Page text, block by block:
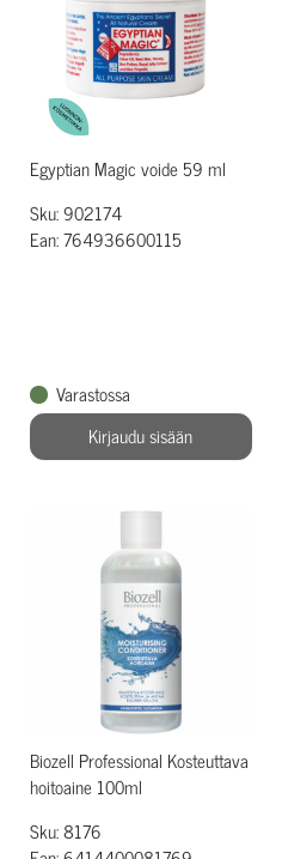
Egyptian Magic voide 59 ml
Sku: 902174
Ean: 764936600115
Varastossa
Kirjaudu sisään
Biozell Professional Kosteuttava
hoitoaine 100ml
Sku: 8176